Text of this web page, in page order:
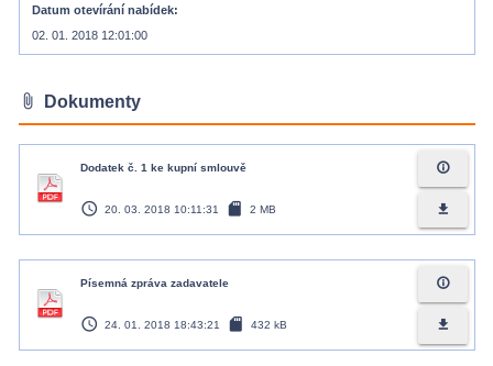
Datum otevírání nabídek
02. 01. 2018 12:01:00
attach_file Dokumenty
Dodatek č. 1 ke kupní smlouvě
access_time 20. 03. 2018 10:11:31 sd_card 2 MB
info_outline
file_download
Písemná zpráva zadavatele
access_time 24. 01. 2018 18:43:21 sd_card 432 kB
info_outline
file_download